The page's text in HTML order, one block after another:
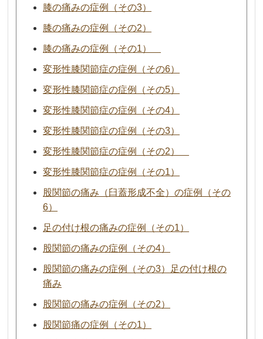
膝の痛みの症例（その3）
膝の痛みの症例（その2）
膝の痛みの症例（その1）
変形性膝関節症の症例（その6）
変形性膝関節症の症例（その5）
変形性膝関節症の症例（その4）
変形性膝関節症の症例（その3）
変形性膝関節症の症例（その2）
変形性膝関節症の症例（その1）
股関節の痛み（臼蓋形成不全）の症例（その
6）
足の付け根の痛みの症例（その1）
股関節の痛みの症例（その4）
股関節の痛みの症例（その3）足の付け根の
痛み
股関節の痛みの症例（その2）
股関節痛の症例（その1）